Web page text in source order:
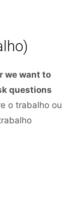
we want to
questions
o trabalho ou